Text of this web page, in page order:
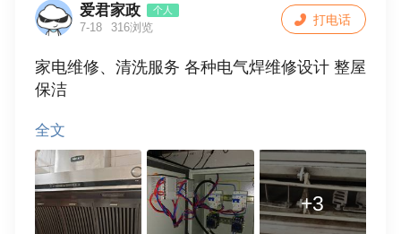
爱君家政 个人
7-18 316浏览
家电维修、清洗服务 各种电气焊维修设计 整屋
保洁
✅【核心服务】✅
🔧水电升级改造
🔧家电维修：烟机·电（燃气）热水器.空调壁
挂炉·洗衣机·冰箱·电视·中央空调
🔧家电清洗：油烟机·电（燃气）热水器.空调
全文
+3
打电话